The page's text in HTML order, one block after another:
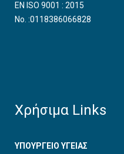
EN ISO 9001 : 2015
No. :0118386066828
Χρήσιμα Links
ΥΠΟΥΡΓΕΙΟ ΥΓΕΙΑΣ